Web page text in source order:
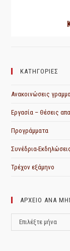
ΚΑΤΗΓΟΡΙΕΣ
Ανακοινώσεις
Εργασία – Θέσεις
Προγράμματα
Συνέδρια-
Τρέχον εξάμηνο
ΑΡΧΕΙΟ ΑΝΑ
ΑΡΧΕΙΟ
ΑΝΑ
Επιλέξτε μήνα